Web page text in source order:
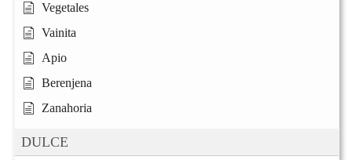
Vegetales
Vainita
Apio
Berenjena
Zanahoria
DULCE